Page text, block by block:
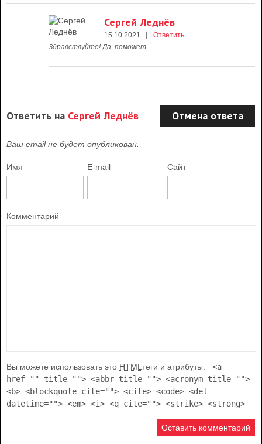
Сергей Леднёв
15.10.2021 |
Ответить
Здравствуйте! Да, поможет
Ответить на Сергей Леднёв Отмена ответа
Ваш email не будет опубликован.
Имя E-mail Сайт
Комментарий
Вы можете использовать это HTMLтеги и атрибуты:
<a
href="" title=""> <abbr title=""> <acronym title="">
<b> <blockquote cite=""> <cite> <code> <del
datetime=""> <em> <i> <q cite=""> <strike> <strong>